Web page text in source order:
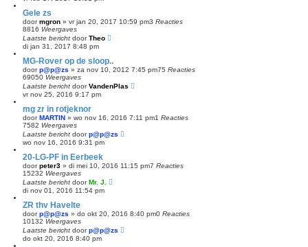
Gele zs
doormgron » vr jan 20, 2017 10:59 pm3 Reacties
8816 Weergaves
Laatste bericht doorTheo
di jan 31, 2017 8:48 pm
MG-Rover op de sloop..
doorp@p@zs » za nov 10, 2012 7:45 pm75 Reacties
69050 Weergaves
Laatste bericht doorVandenPlas
vr nov 25, 2016 9:17 pm
mg zr in rotjeknor
doorMARTIN » wo nov 16, 2016 7:11 pm1 Reacties
7582 Weergaves
Laatste bericht doorp@p@zs
wo nov 16, 2016 9:31 pm
20-LG-PF in Eerbeek
doorpeter3 » di mei 10, 2016 11:15 pm7 Reacties
15232 Weergaves
Laatste bericht doorMr. J.
di nov 01, 2016 11:54 pm
ZR thv Havelte
doorp@p@zs » do okt 20, 2016 8:40 pm0 Reacties
10132 Weergaves
Laatste bericht doorp@p@zs
do okt 20, 2016 8:40 pm